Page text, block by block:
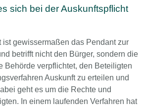
sich bei der Auskunftspflicht
ist gewissermaßen das Pendant zur
betrifft nicht den Bürger, sondern die
Behörde verpflichtet, den Beteiligten
Auskunft zu erteilen und
geht es um die Rechte und
In einem laufenden Verfahren hat